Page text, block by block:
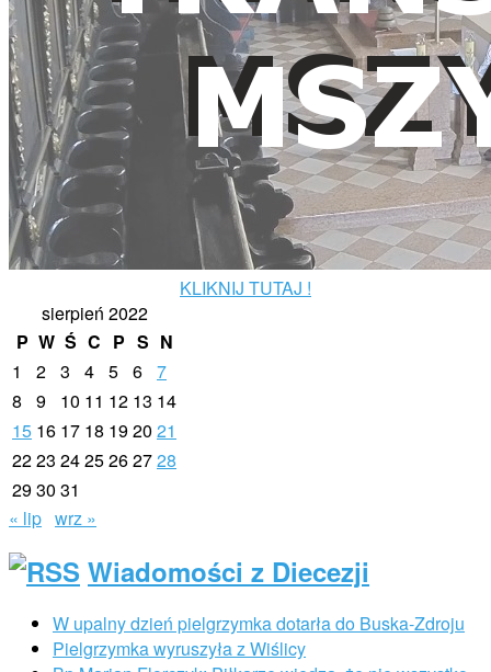
KLIKNIJ TUTAJ !
sierpień 2022
P W Ś C P S N
1
2 3 4 5 6 7
8
9 10 11 12 13 14
15 16 17 18 1920 21
2223 2425262728
2930 31
« lip wrz »
Wiadomości z Diecezji
W upalny dzień pielgrzymka dotarła do Buska-Zdroju
Pielgrzymka wyruszyła z Wiślicy